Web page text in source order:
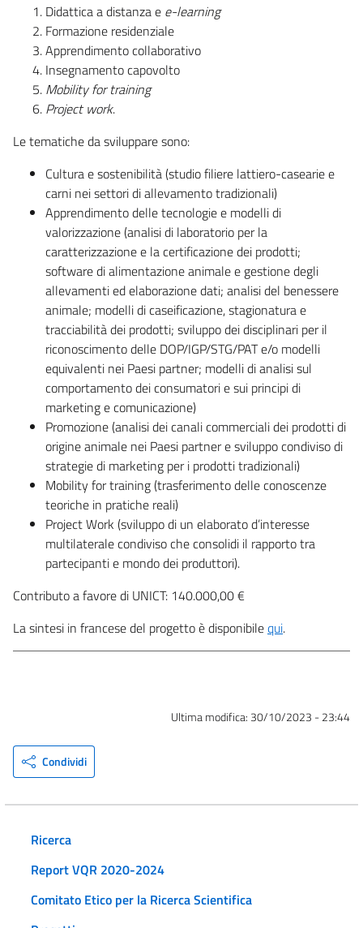
Didattica a distanza e e-learning
Formazione residenziale
Apprendimento collaborativo
Insegnamento capovolto
Mobility for training
Project work.
Le tematiche da sviluppare sono:
Cultura e sostenibilità (studio filiere lattiero-casearie e
carni nei settori di allevamento tradizionali)
Apprendimento delle tecnologie e modelli di
valorizzazione (analisi di laboratorio per la
caratterizzazione e la certificazione dei prodotti;
software di alimentazione animale e gestione degli
allevamenti ed elaborazione dati; analisi del benessere
animale; modelli di caseificazione, stagionatura e
tracciabilità dei prodotti; sviluppo dei disciplinari per il
riconoscimento delle DOP/IGP/STG/PAT e/o modelli
equivalenti nei Paesi partner; modelli di analisi sul
comportamento dei consumatori e sui principi di
marketing e comunicazione)
Promozione (analisi dei canali commerciali dei prodotti di
origine animale nei Paesi partner e sviluppo condiviso di
strategie di marketing per i prodotti tradizionali)
Mobility for training (trasferimento delle conoscenze
teoriche in pratiche reali)
Project Work (sviluppo di un elaborato d’interesse
multilaterale condiviso che consolidi il rapporto tra
partecipanti e mondo dei produttori).
Contributo a favore di UNICT: 140.000,00 €
La sintesi in francese del progetto è disponibilequi.
Ultima modifica: 30/10/2023 - 23:44
Condividi
Ricerca
Report VQR 2020-2024
Comitato Etico per la Ricerca Scientifica